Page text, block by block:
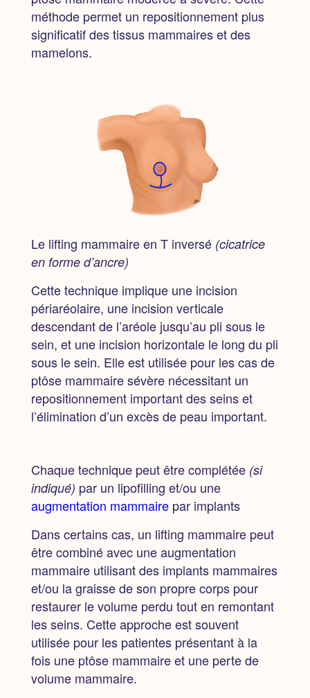
méthode permet un repositionnement plus
significatif des tissus mammaires et des
mamelons.
Le lifting mammaire en T inversé (cicatrice
en forme d’ancre)
Cette technique implique une incision
périaréolaire, une incision verticale
descendant de l’aréole jusqu’au pli sous le
sein, et une incision horizontale le long du pli
sous le sein. Elle est utilisée pour les cas de
ptôse mammaire sévère nécessitant un
repositionnement important des seins et
l’élimination d’un excès de peau important.
Chaque technique peut être complétée (si
indiqué) par un lipofilling et/ou une
augmentation mammairepar implants
Dans certains cas, un lifting mammaire peut
être combiné avec une augmentation
mammaire utilisant des implants mammaires
et/ou la graisse de son propre corps pour
restaurer le volume perdu tout en remontant
les seins. Cette approche est souvent
utilisée pour les patientes présentant à la
fois une ptôse mammaire et une perte de
volume mammaire.